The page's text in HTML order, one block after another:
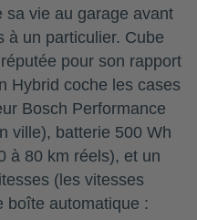
sa vie au garage avant
à un particulier. Cube
pour son rapport
Hybrid coche les cases
Bosch Performance
ville), batterie 500 Wh
à 80 km réels), et un
(les vitesses
boîte automatique :